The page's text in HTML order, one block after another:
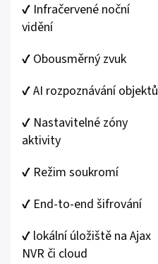
✔️ Infračervené noční
vidění
✔️ Obousměrný zvuk
✔️ AI rozpoznávání objektů
✔️ Nastavitelné zóny
aktivity
✔️ Režim soukromí
✔️ End-to-end šifrování
✔️ lokální úložiště na Ajax
NVR či cloud